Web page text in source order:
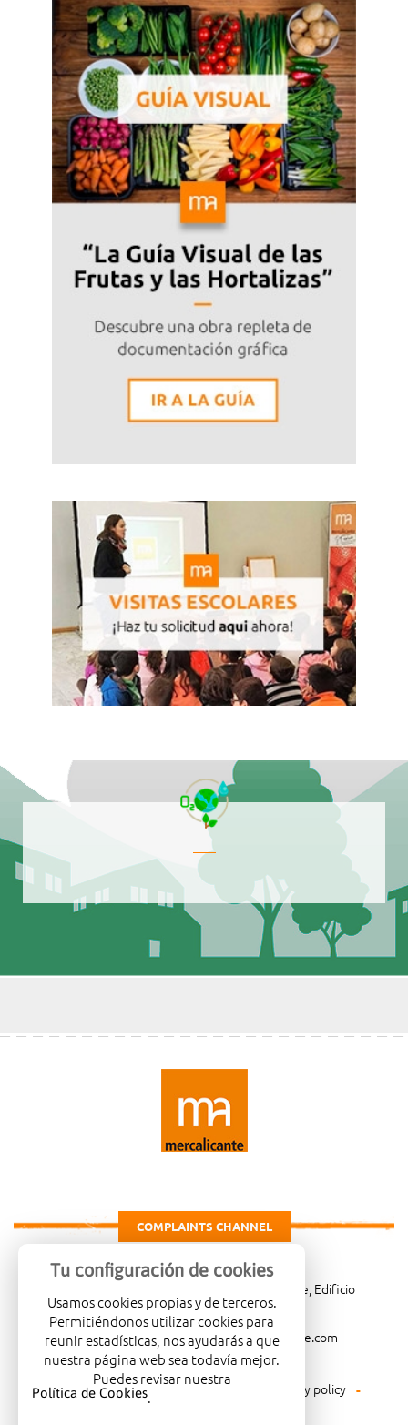
COMPLAINTS CHANNEL
Carretera de Madrid Km. 4, 03007 Alicante, Edificio
Administrativo, planta 3ª
966081001
merca@mercalicante.com
Legal warning Cookies policy
Privacy policy
Environmental policy
Tu configuración de cookies
Usamos cookies propias y de terceros.
Permitiéndonos utilizar cookies para
reunir estadísticas, nos ayudarás a que
nuestra página web sea todavía mejor.
Puedes revisar nuestra
Política de Cookies.